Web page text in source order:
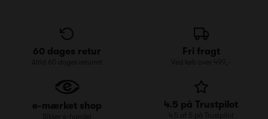
60 dages retur
Altid 60 dages returret
Fri fragt
Ved køb over 499,-
e-mærket shop
Sikker e-handel
4.5 på Trustpilot
4.5 af 5 på Trustpilot